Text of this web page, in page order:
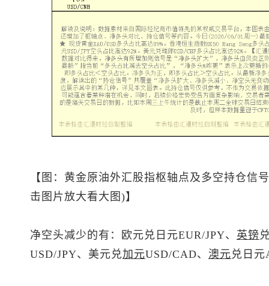
【图：黄金原油外汇股指枢轴点及多空持仓信
击图片放大看大图)】
净空头减少的有：欧元兑日元EUR/JPY、 英镑
USD/JPY、 美元兑加元USD/CAD、 澳元兑日